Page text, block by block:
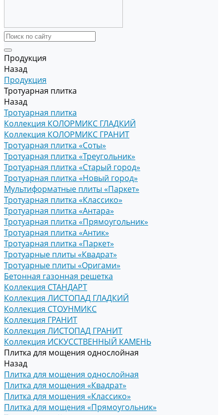
Продукция
Назад
Продукция
Тротуарная плитка
Назад
Тротуарная плитка
Коллекция КОЛОРМИКС ГЛАДКИЙ
Коллекция КОЛОРМИКС ГРАНИТ
Тротуарная плитка «Соты»
Тротуарная плитка «Треугольник»
Тротуарная плитка «Старый город»
Тротуарная плитка «Новый город»
Мультиформатные плиты «Паркет»
Тротуарная плитка «Классико»
Тротуарная плитка «Антара»
Тротуарная плитка «Прямоугольник»
Тротуарная плитка «Антик»
Тротуарная плитка «Паркет»
Тротуарные плиты «Квадрат»
Тротуарные плиты «Оригами»
Бетонная газонная решетка
Коллекция СТАНДАРТ
Коллекция ЛИСТОПАД ГЛАДКИЙ
Коллекция СТОУНМИКС
Коллекция ГРАНИТ
Коллекция ЛИСТОПАД ГРАНИТ
Коллекция ИСКУССТВЕННЫЙ КАМЕНЬ
Плитка для мощения однослойная
Назад
Плитка для мощения однослойная
Плитка для мощения «Квадрат»
Плитка для мощения «Классико»
Плитка для мощения «Прямоугольник»